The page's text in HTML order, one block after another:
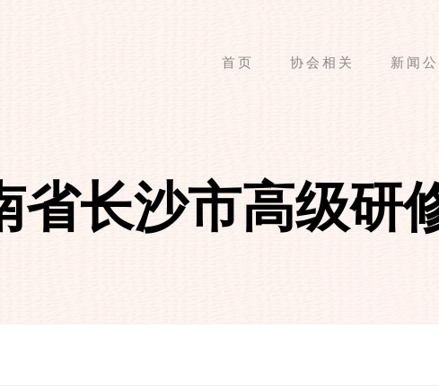
首页 协会相关 新闻
长沙市高级研